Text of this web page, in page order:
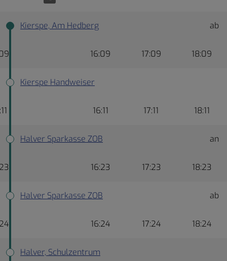
Kierspe, Am Hedberg ab
Kierspe Handweiser
Halver Sparkasse ZOB an
Halver Sparkasse ZOB ab
Halver, Schulzentrum
16:09 17:09 18:09
16:11 17:11 18:11
16:23 17:23 18:23
16:24 17:24 18:24